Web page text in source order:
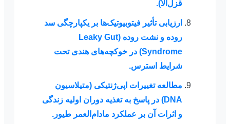
قزل‌آلا).
ارزیابی تأثیر فیتوبیوتیک‌ها بر یکپارچگی سد
روده و نشت روده (Leaky Gut
Syndrome) در خوکچه‌های هندی تحت
شرایط استرس.
مطالعه تغییرات اپی‌ژنتیکی (متیلاسیون
DNA) در پاسخ به تغذیه دوران اولیه زندگی
و اثرات آن بر عملکرد مادام‌العمر طیور.